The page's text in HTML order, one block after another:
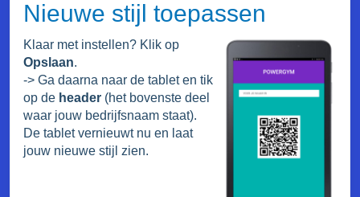
Nieuwe stijl toepassen
Klaar met instellen? Klik op
Opslaan.
-> Ga daarna naar de tablet en tik
op de header (het bovenste deel
waar jouw bedrijfsnaam staat).
De tablet vernieuwt nu en laat
jouw nieuwe stijl zien.